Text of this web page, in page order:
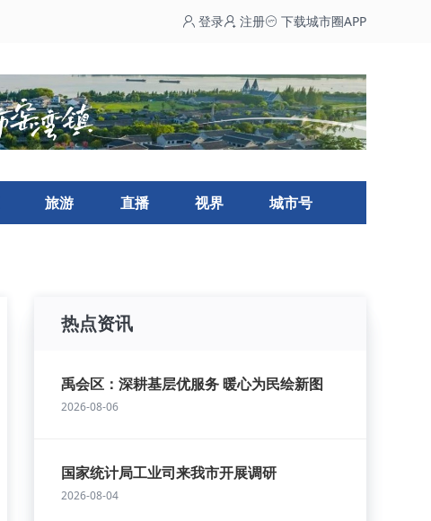
登录 注册 下载城市圈APP
旅游 直播 视界 城市号
热点资讯
禹会区：深耕基层优服务 暖心为民绘新图
2026-08-06
国家统计局工业司来我市开展调研
2026-08-04